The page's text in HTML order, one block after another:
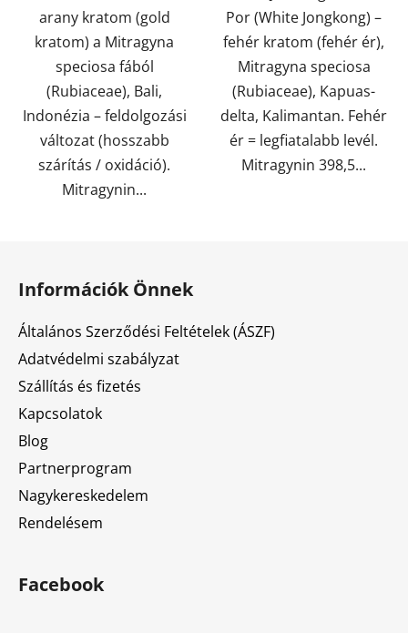
arany kratom (gold
kratom) a Mitragyna
speciosa fából
(Rubiaceae), Bali,
Indonézia – feldolgozási
változat (hosszabb
szárítás / oxidáció).
Mitragynin...
Por (White Jongkong) –
fehér kratom (fehér ér),
Mitragyna speciosa
(Rubiaceae), Kapuas-
delta, Kalimantan. Fehér
ér = legfiatalabb levél.
Mitragynin 398,5...
Információk Önnek
Általános Szerződési Feltételek (ÁSZF)
Adatvédelmi szabályzat
Szállítás és fizetés
Kapcsolatok
Blog
Partnerprogram
Nagykereskedelem
Rendelésem
Facebook